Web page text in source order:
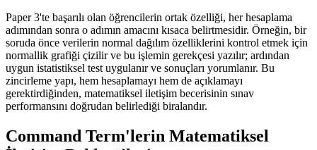
Paper 3'te başarılı olan öğrencilerin ortak özelliği, her hesaplama
adımından sonra o adımın amacını kısaca belirtmesidir. Örneğin, bir
soruda önce verilerin normal dağılım özelliklerini kontrol etmek için
normallik grafiği çizilir ve bu işlemin gerekçesi yazılır; ardından
uygun istatistiksel test uygulanır ve sonuçları yorumlanır. Bu
zincirleme yapı, hem hesaplamayı hem de açıklamayı
gerektirdiğinden, matematiksel iletişim becerisinin sınav
performansını doğrudan belirlediği biralandır.
Command Term'lerin Matematiksel